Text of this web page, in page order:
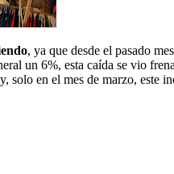
, ya que desde el pasado
un 6%, esta caída se vio
y, solo en el mes de marzo, este